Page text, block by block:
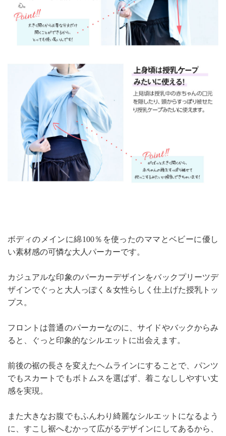
ボディのメインに綿100％を使ったのママとベビーに優し
い素材感の可憐な大人パーカーです。
カジュアルな印象のパーカーデザインをバックプリーツデ
ザインでぐっと大人っぽく＆女性らしく仕上げた授乳トッ
プス。
フロントは普通のパーカーなのに、サイドやバックからみ
ると、ぐっと印象的なシルエットに出会えます。
前後の裾の長さを変えたヘムラインにすることで、パンツ
でもスカートでもボトムスを選ばず、着こなししやすい丈
感を実現。
また大きなお腹でもふんわり綺麗なシルエットになるよう
に、すこし裾へむかって広がるデザインにしてあるから、